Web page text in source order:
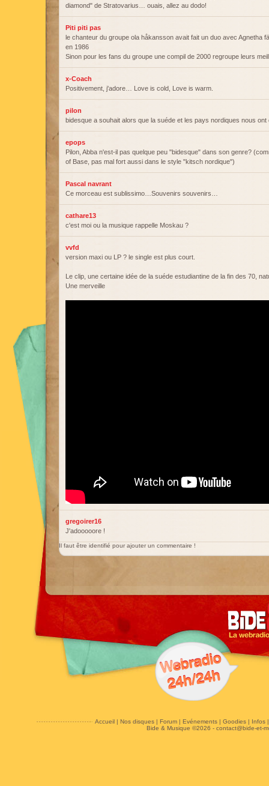
diamond" de Stratovarius… ouais, allez au dodo!
Piti piti pas
le chanteur du groupe ola håkansson avait fait un duo avec Agnetha
en 1986
Sinon pour les fans du groupe une compil de 2000 regroupe leurs
x-Coach
Positivement, j'adore… Love is cold, Love is warm.
pilon
bidesque a souhait alors que la suéde et les pays nordiques nous ont
epops
Pilon, Abba n'est-il pas quelque peu "bidesque" dans son genre?
of Base, pas mal fort aussi dans le style "kitsch nordique")
Pascal navrant
Ce morceau est sublissimo…Souvenirs souvenirs…
cathare13
c'est moi ou la musique rappelle Moskau ?
vvfd
version maxi ou LP ? le single est plus court.
Le clip, une certaine idée de la suéde estudiantine de la fin des 70,
Une merveille
gregoirer16
J'adooooore !
Il faut être identifié pour ajouter un commentaire !
Accueil| Nos disques| Forum| Evénements| Goodies| Infos
Bide & Musique ©2026 - contact@bide-et-